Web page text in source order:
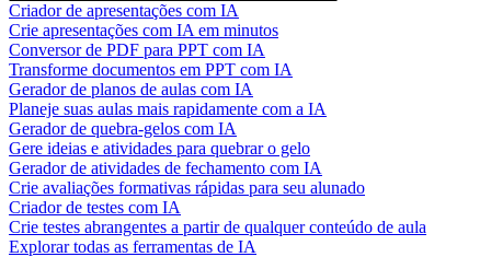
Criador de apresentações com IA
Crie apresentações com IA em minutos
Conversor de PDF para PPT com IA
Transforme documentos em PPT com IA
Gerador de planos de aulas com IA
Planeje suas aulas mais rapidamente com a IA
Gerador de quebra-gelos com IA
Gere ideias e atividades para quebrar o gelo
Gerador de atividades de fechamento com IA
Crie avaliações formativas rápidas para seu alunado
Criador de testes com IA
Crie testes abrangentes a partir de qualquer conteúdo de aula
Explorar todas as ferramentas de IA